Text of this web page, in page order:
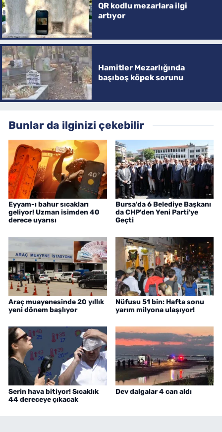
QR kodlu mezarlara ilgi
artıyor
Hamitler Mezarlığında
başıboş köpek sorunu
Bunlar da ilginizi çekebilir
Eyyam-ı bahur sıcakları
geliyor! Uzman isimden 40
derece uyarısı
Bursa'da 6 Belediye Başkanı
da CHP'den Yeni Parti'ye
Geçti
Araç muayenesinde 20 yıllık
yeni dönem başlıyor
Nüfusu 51 bin: Hafta sonu
yarım milyona ulaşıyor!
Serin hava bitiyor! Sıcaklık
44 dereceye çıkacak
Dev dalgalar 4 can aldı